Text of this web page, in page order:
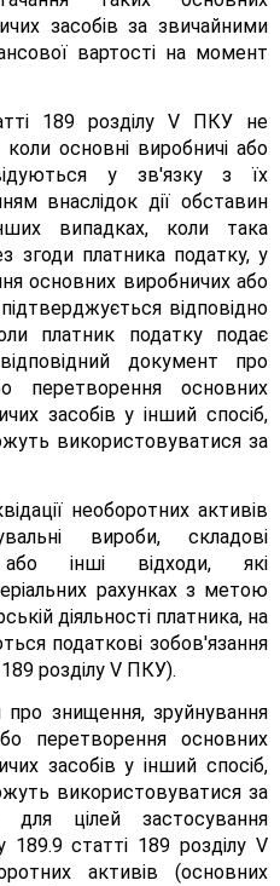
засобів за звичайними
вартості на момент
189 розділу V ПКУ не
основні виробничі або
у зв'язку з їх
внаслідок дії обставин
випадках, коли така
згоди платника податку, у
основних виробничих або
відповідно
платник податку подає
документ про
перетворення основних
засобів у інший спосіб,
використовуватися за
необоротних активів
вироби, складові
інші відходи, які
рахунках з метою
діяльності платника, на
податкові зобов'язання
розділу V ПКУ).
знищення, зруйнування
перетворення основних
засобів у інший спосіб,
використовуватися за
для цілей застосування
статті 189 розділу V
активів (основних